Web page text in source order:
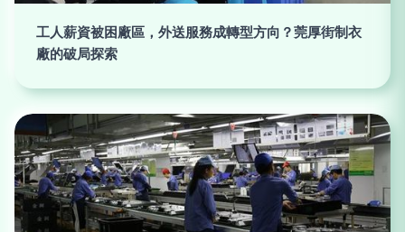
工人薪資被困廠區，外送服務成轉型方向？莞厚街制衣
廠的破局探索